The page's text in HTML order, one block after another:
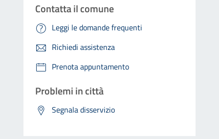
Contatta il comune
Leggi le domande frequenti
Richiedi assistenza
Prenota appuntamento
Problemi in città
Segnala disservizio